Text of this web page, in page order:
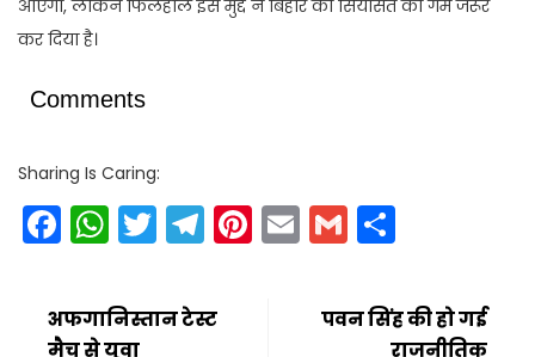
आएगा, लेकिन फिलहाल इस मुद्दे ने बिहार की सियासत को गर्म जरूर
कर दिया है।
Comments
Sharing Is Caring:
Facebook
WhatsApp
Twitter
Telegram
Pinterest
EmailGmail
अफगानिस्तान टेस्ट
मैच से युवा
पवन सिंह की हो गई
राजनीतिक